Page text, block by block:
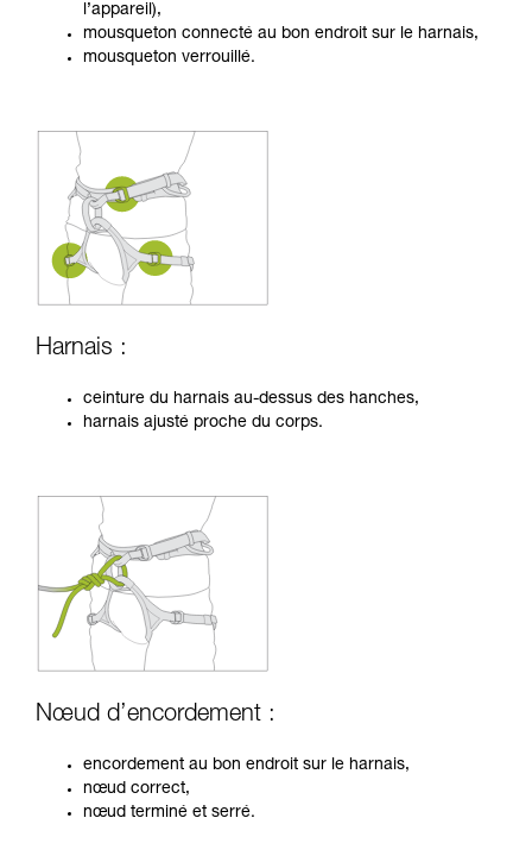
l’appareil),
mousqueton connecté au bon endroit sur le harnais,
mousqueton verrouillé.
Harnais :
ceinture du harnais au-dessus des hanches,
harnais ajusté proche du corps.
Nœud d’encordement :
encordement au bon endroit sur le harnais,
nœud correct,
nœud terminé et serré.